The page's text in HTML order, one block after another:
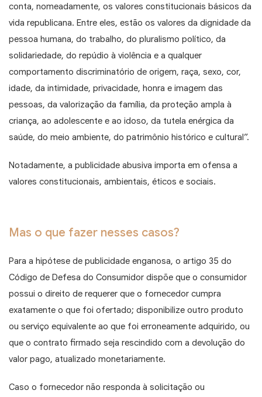
conta, nomeadamente, os valores constitucionais básicos da
vida republicana. Entre eles, estão os valores da dignidade da
pessoa humana, do trabalho, do pluralismo político, da
solidariedade, do repúdio à violência e a qualquer
comportamento discriminatório de origem, raça, sexo, cor,
idade, da intimidade, privacidade, honra e imagem das
pessoas, da valorização da família, da proteção ampla à
criança, ao adolescente e ao idoso, da tutela enérgica da
saúde, do meio ambiente, do patrimônio histórico e cultural”.
Notadamente, a publicidade abusiva importa em ofensa a
valores constitucionais, ambientais, éticos e sociais.
Mas o que fazer nesses casos?
Para a hipótese de publicidade enganosa, o artigo 35 do
Código de Defesa do Consumidor dispõe que o consumidor
possui o direito de requerer que o fornecedor cumpra
exatamente o que foi ofertado; disponibilize outro produto
ou serviço equivalente ao que foi erroneamente adquirido, ou
que o contrato firmado seja rescindido com a devolução do
valor pago, atualizado monetariamente.
Caso o fornecedor não responda à solicitação ou